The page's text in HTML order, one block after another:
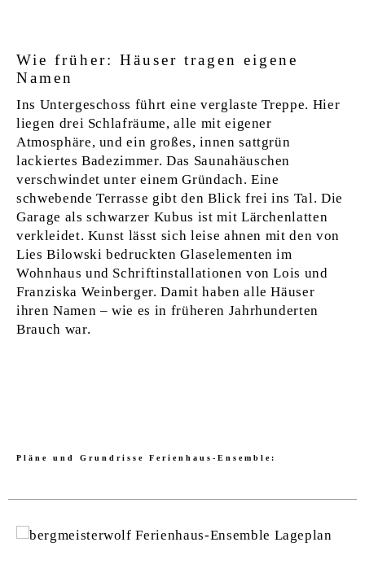
Wie früher: Häuser tragen eigene
Namen
Ins Untergeschoss führt eine verglaste Treppe. Hier
liegen drei Schlafräume, alle mit eigener
Atmosphäre, und ein großes, innen sattgrün
lackiertes Badezimmer. Das Saunahäuschen
verschwindet unter einem Gründach. Eine
schwebende Terrasse gibt den Blick frei ins Tal. Die
Garage als schwarzer Kubus ist mit Lärchenlatten
verkleidet. Kunst lässt sich leise ahnen mit den von
Lies Bilowski bedruckten Glaselementen im
Wohnhaus und Schriftinstallationen von Lois und
Franziska Weinberger. Damit haben alle Häuser
ihren Namen – wie es in früheren Jahrhunderten
Brauch war.
Pläne und Grundrisse Ferienhaus-Ensemble: